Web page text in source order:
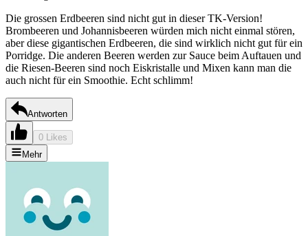
Die grossen Erdbeeren sind nicht gut in dieser TK-Version!
Brombeeren und Johannisbeeren würden mich nicht einmal stören,
aber diese gigantischen Erdbeeren, die sind wirklich nicht gut für ein
Porridge. Die anderen Beeren werden zur Sauce beim Auftauen und
die Riesen-Beeren sind noch Eiskristalle und Mixen kann man die
auch nicht für ein Smoothie. Echt schlimm!
Antworten
0 Likes
Mehr